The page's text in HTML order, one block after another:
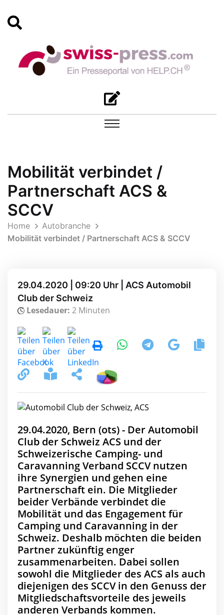
Mobilität verbindet /
Partnerschaft ACS &
SCCV
Home
Autobranche
Mobilität verbindet / Partnerschaft ACS & SCCV
29.04.2020 | 09:20 Uhr | ACS Automobil
Club der Schweiz
Lesedauer: 2 Minuten
29.04.2020, Bern (ots) - Der Automobil
Club der Schweiz ACS und der
Schweizerische Camping- und
Caravanning Verband SCCV nutzen
ihre Synergien und gehen eine
Partnerschaft ein. Die Mitglieder
beider Verbände verbindet die
Mobilität und das Engagement für
Camping und Caravanning in der
Schweiz. Deshalb möchten die beiden
Partner zukünftig enger
zusammenarbeiten. Dabei sollen
sowohl die Mitglieder des ACS als auch
diejenigen des SCCV in den Genuss der
Mitgliedschaftsvorteile des jeweils
anderen Verbands kommen.